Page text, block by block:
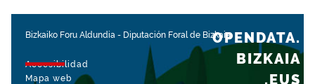
Bizkaiko Foru Aldundia - Diputación Foral de Bizkaia
Accesibilidad
Mapa web
OPENDATA.
BIZKAIA
.EUS